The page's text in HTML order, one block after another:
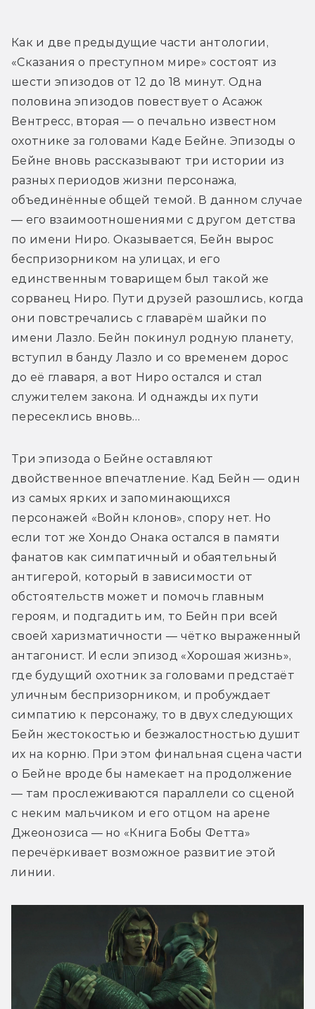
Как и две предыдущие части антологии,
«Сказания о преступном мире» состоят из
шести эпизодов от 12 до 18 минут. Одна
половина эпизодов повествует о Асажж
Вентресс, вторая — о печально известном
охотнике за головами Каде Бейне. Эпизоды о
Бейне вновь рассказывают три истории из
разных периодов жизни персонажа,
объединённые общей темой. В данном случае
— его взаимоотношениями с другом детства
по имени Ниро. Оказывается, Бейн вырос
беспризорником на улицах, и его
единственным товарищем был такой же
сорванец Ниро. Пути друзей разошлись, когда
они повстречались с главарём шайки по
имени Лазло. Бейн покинул родную планету,
вступил в банду Лазло и со временем дорос
до её главаря, а вот Ниро остался и стал
служителем закона. И однажды их пути
пересеклись вновь…
Три эпизода о Бейне оставляют
двойственное впечатление. Кад Бейн — один
из самых ярких и запоминающихся
персонажей «Войн клонов», спору нет. Но
если тот же Хондо Онака остался в памяти
фанатов как симпатичный и обаятельный
антигерой, который в зависимости от
обстоятельств может и помочь главным
героям, и подгадить им, то Бейн при всей
своей харизматичности — чётко выраженный
антагонист. И если эпизод «Хорошая жизнь»,
где будущий охотник за головами предстаёт
уличным беспризорником, и пробуждает
симпатию к персонажу, то в двух следующих
Бейн жестокостью и безжалостностью душит
их на корню. При этом финальная сцена части
о Бейне вроде бы намекает на продолжение
— там прослеживаются параллели со сценой
с неким мальчиком и его отцом на арене
Джеонозиса — но «Книга Бобы Фетта»
перечёркивает возможное развитие этой
линии.